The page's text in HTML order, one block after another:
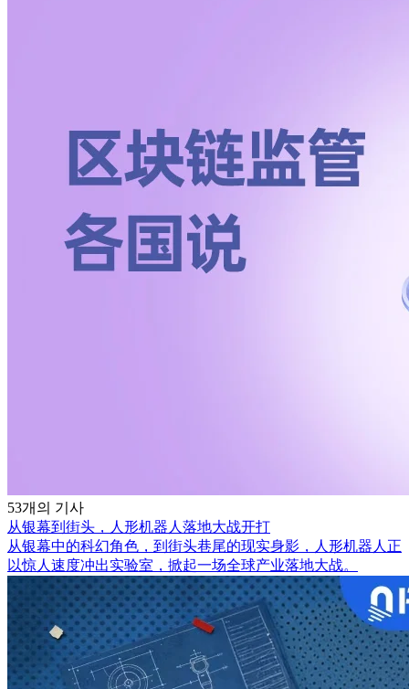
53개의 기사
从银幕到街头，人形机器人落地大战开打
从银幕中的科幻角色，到街头巷尾的现实身影，人形机器人正
以惊人速度冲出实验室，掀起一场全球产业落地大战。